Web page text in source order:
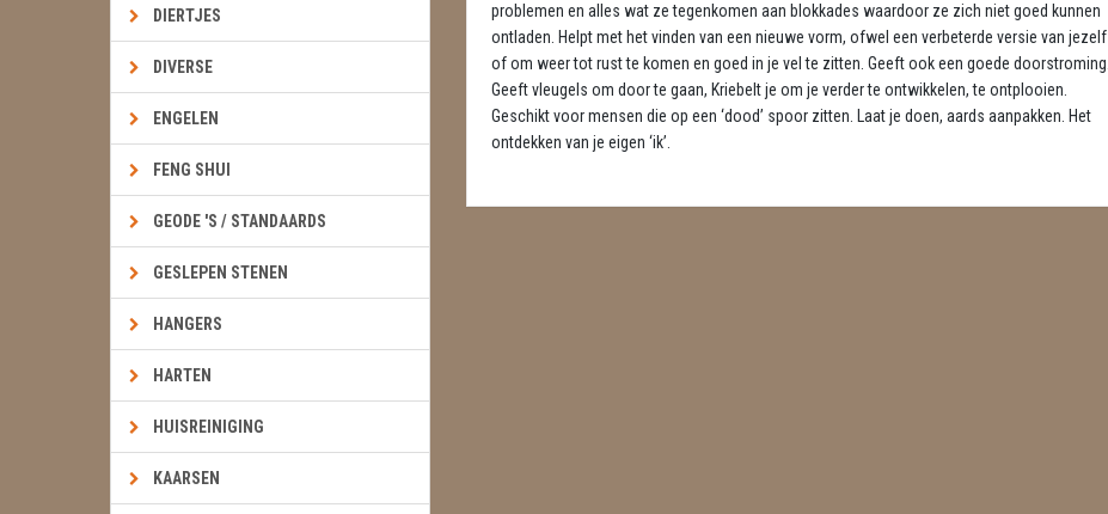
DIERTJES
DIVERSE
ENGELEN
FENG SHUI
GEODE 'S / STANDAARDS
GESLEPEN STENEN
HANGERS
HARTEN
HUISREINIGING
KAARSEN
problemen en alles wat ze tegenkomen aan blokkades waardoor ze zich niet goed kunnen
ontladen. Helpt met het vinden van een nieuwe vorm, ofwel een verbeterde versie van jezelf
of om weer tot rust te komen en goed in je vel te zitten. Geeft ook een goede doorstroming.
Geeft vleugels om door te gaan, Kriebelt je om je verder te ontwikkelen, te ontplooien.
Geschikt voor mensen die op een ‘dood’ spoor zitten. Laat je doen, aards aanpakken. Het
ontdekken van je eigen ‘ik’.